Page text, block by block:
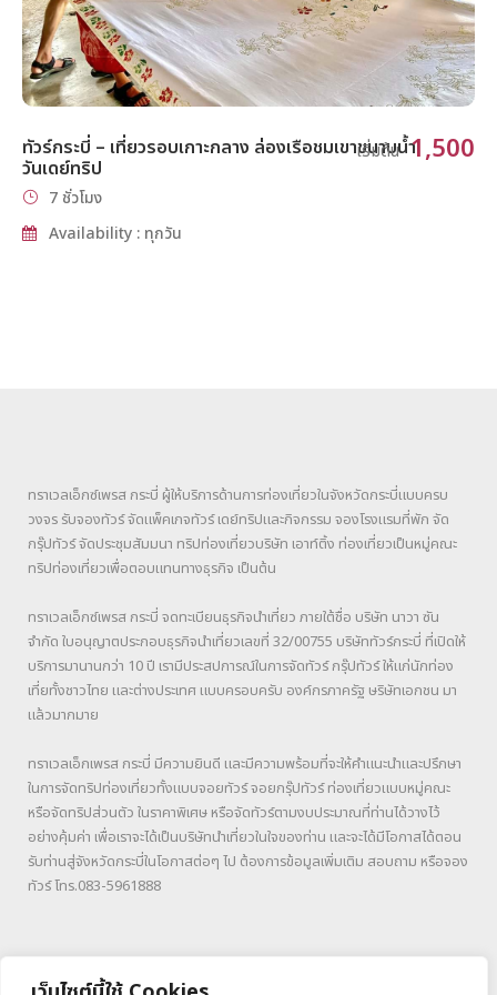
ทัวร์กระบี่ – เที่ยวรอบเกาะกลาง ล่องเรือชมเขาขนาบน้ำ
วันเดย์ทริป
เริ่มต้น 1,500
7 ชั่วโมง
Availability : ทุกวัน
ทราเวลเอ็กซ์เพรส กระบี่ ผู้ให้บริการด้านการท่องเที่ยวในจังหวัดกระบี่แบบครบ
วงจร รับจองทัวร์ จัดแพ็คเกจทัวร์ เดย์ทริปและกิจกรรม จองโรงแรมที่พัก จัด
กรุ๊ปทัวร์ จัดประชุมสัมมนา ทริปท่องเที่ยวบริษัท เอาท์ติ้ง ท่องเที่ยวเป็นหมู่คณะ
ทริปท่องเที่ยวเพื่อตอบแทนทางธุรกิจ เป็นต้น
ทราเวลเอ็กซ์เพรส กระบี่ จดทะเบียนธุรกิจนำเที่ยว ภายใต้ชื่อ บริษัท นาวา ซัน
จำกัด ใบอนุญาตประกอบธุรกิจนำเที่ยวเลขที่ 32/00755 บริษัททัวร์กระบี่ ที่เปิดให้
บริการมานานกว่า 10 ปี เรามีประสปการณ์ในการจัดทัวร์ กรุ๊ปทัวร์ ให้แก่นักท่อง
เที่ยทั้งชาวไทย และต่างประเทศ แบบครอบครับ องค์กรภาครัฐ ษริษัทเอกชน มา
แล้วมากมาย
ทราเวลเอ็กเพรส กระบี่ มีความยินดี และมีความพร้อมที่จะให้คำแนะนำและปรึกษา
ในการจัดทริปท่องเที่ยวทั้งแบบจอยทัวร์ จอยกรุ๊ปทัวร์ ท่องเที่ยวแบบหมู่คณะ
หรือจัดทริปส่วนตัว ในราคาพิเศษ หรือจัดทัวร์ตามงบประมาณที่ท่านได้วางไว้
อย่างคุ้มค่า เพื่อเราจะได้เป็นบริษัทนำเที่ยวในใจของท่าน และจะได้มีโอกาสได้ตอน
รับท่านสู่จังหวัดกระบี่ในโอกาสต่อๆ ไป ต้องการข้อมูลเพิ่มเติม สอบถาม หรือจอง
ทัวร์ โทร.083-5961888